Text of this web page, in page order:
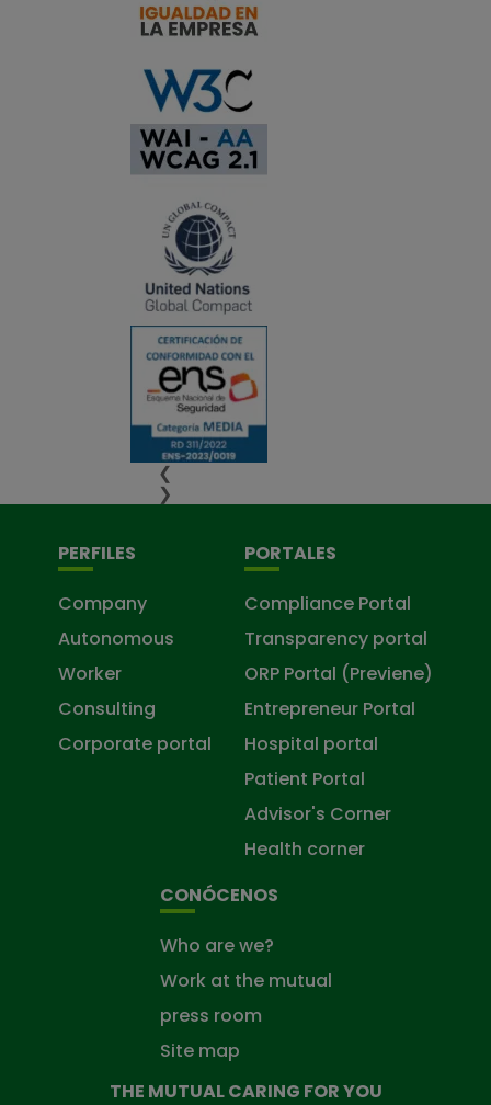
❮
❯
PERFILES
Company
Autonomous
Worker
Consulting
Corporate portal
PORTALES
Compliance Portal
Transparency portal
ORP Portal (Previene)
Entrepreneur Portal
Hospital portal
Patient Portal
Advisor's Corner
Health corner
CONÓCENOS
Who are we?
Work at the mutual
press room
Site map
THE MUTUAL CARING FOR YOU